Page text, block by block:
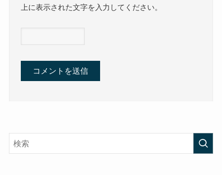
上に表示された文字を入力してください。